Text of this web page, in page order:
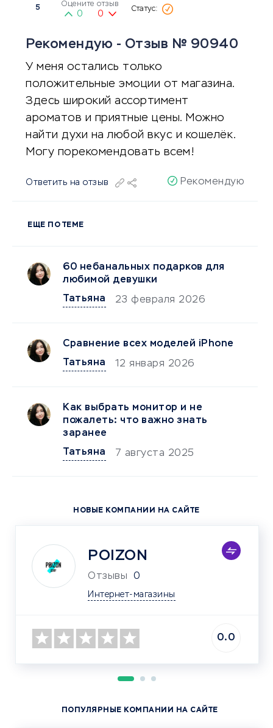
5 Оцените отзыв
0 0
Рекомендую - Отзыв № 90940
У меня остались только
положительные эмоции от магазина.
Здесь широкий ассортимент
ароматов и приятные цены. Можно
найти духи на любой вкус и кошелёк.
Могу порекомендовать всем!
Ответить на отзыв Рекомендую
ЕЩЕ ПО ТЕМЕ
60 небанальных подарков для
любимой девушки
Татьяна
23 февраля 2026
Сравнение всех моделей iPhone
Татьяна
12 января 2026
Как выбрать монитор и не
пожалеть: что важно знать
заранее
Татьяна
7 августа 2025
НОВЫЕ КОМПАНИИ НА САЙТЕ
POIZON
Отзывы 0
Интернет-магазины
0.0
ПОПУЛЯРНЫЕ КОМПАНИИ НА САЙТЕ